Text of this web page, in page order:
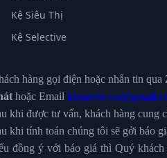
Kệ Siêu Thị
Kệ Selective
hàng gọi điện hoặc nhắn tin qua
hoặc Email
khi được tư vấn, khách hàng cung
khi tính toán chúng tôi sẽ gởi báo
đồng ý với báo giá thì Quý khách